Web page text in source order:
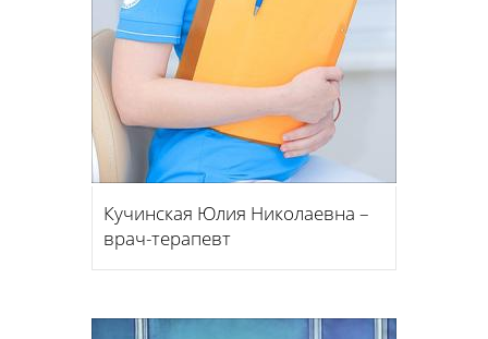
Кучинская Юлия Николаевна –
врач-терапевт